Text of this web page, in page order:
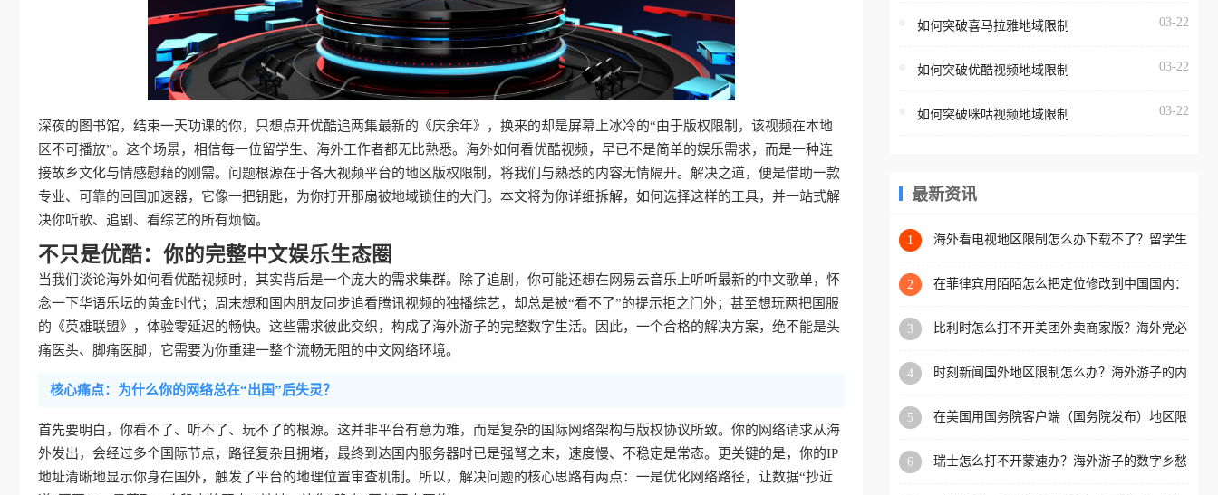
深夜的图书馆，结束一天功课的你，只想点开优酷追两集最新的《庆余年》，换来的却是屏幕上冰冷的“由于版权限制，该视频在本地
区不可播放”。这个场景，相信每一位留学生、海外工作者都无比熟悉。海外如何看优酷视频，早已不是简单的娱乐需求，而是一种连
接故乡文化与情感慰藉的刚需。问题根源在于各大视频平台的地区版权限制，将我们与熟悉的内容无情隔开。解决之道，便是借助一款
专业、可靠的回国加速器，它像一把钥匙，为你打开那扇被地域锁住的大门。本文将为你详细拆解，如何选择这样的工具，并一站式解
决你听歌、追剧、看综艺的所有烦恼。
不只是优酷：你的完整中文娱乐生态圈
当我们谈论海外如何看优酷视频时，其实背后是一个庞大的需求集群。除了追剧，你可能还想在网易云音乐上听听最新的中文歌单，怀
念一下华语乐坛的黄金时代；周末想和国内朋友同步追看腾讯视频的独播综艺，却总是被“看不了”的提示拒之门外；甚至想玩两把国服
的《英雄联盟》，体验零延迟的畅快。这些需求彼此交织，构成了海外游子的完整数字生活。因此，一个合格的解决方案，绝不能是头
痛医头、脚痛医脚，它需要为你重建一整个流畅无阻的中文网络环境。
核心痛点：为什么你的网络总在“出国”后失灵？
首先要明白，你看不了、听不了、玩不了的根源。这并非平台有意为难，而是复杂的国际网络架构与版权协议所致。你的网络请求从海
外发出，会经过多个国际节点，路径复杂且拥堵，最终到达国内服务器时已是强弩之末，速度慢、不稳定是常态。更关键的是，你的IP
地址清晰地显示你身在国外，触发了平台的地理位置审查机制。所以，解决问题的核心思路有两点：一是优化网络路径，让数据“抄近
台一样，出现地区及版权限
地区播放。 遇到这个问题的
区工作、留学、定居等，都
权限制所困扰。
所在的地区无法播放”的提示
门、台湾、美国、加拿大、
区时，网易云音乐也会像其
回国加速器，即可解决「海
版权限制」的问题，无论人
国、加拿大、澳大利亚、欧
学、定居等，都可以使用，
扰。
如何突破喜马拉雅地域限制 03-22
如何突破优酷视频地域限制 03-22
如何突破咪咕视频地域限制 03-22
最新资讯
1
海外看电视地区限制怎么办下载不了？留学生
2
在菲律宾用陌陌怎么把定位修改到中国国内：
3
比利时怎么打不开美团外卖商家版？海外党必
4
时刻新闻国外地区限制怎么办？海外游子的内
5
在美国用国务院客户端（国务院发布）地区限
6
瑞士怎么打不开蒙速办？海外游子的数字乡愁